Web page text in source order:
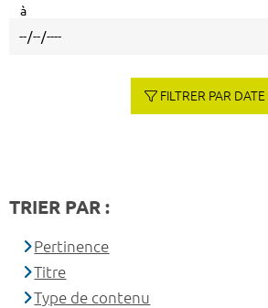
à
FILTRER PAR DATE
TRIER PAR :
Pertinence
Titre
Type de contenu